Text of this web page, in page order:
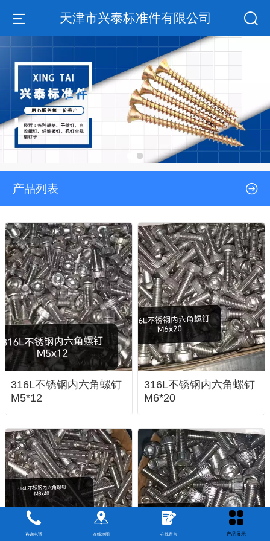
天津市兴泰标准件有限公司
产品列表
316L不锈钢内六角螺钉
M5*12
316L不锈钢内六角螺钉
M6*20
咨询电话 在线地图 在线留言 产品展示